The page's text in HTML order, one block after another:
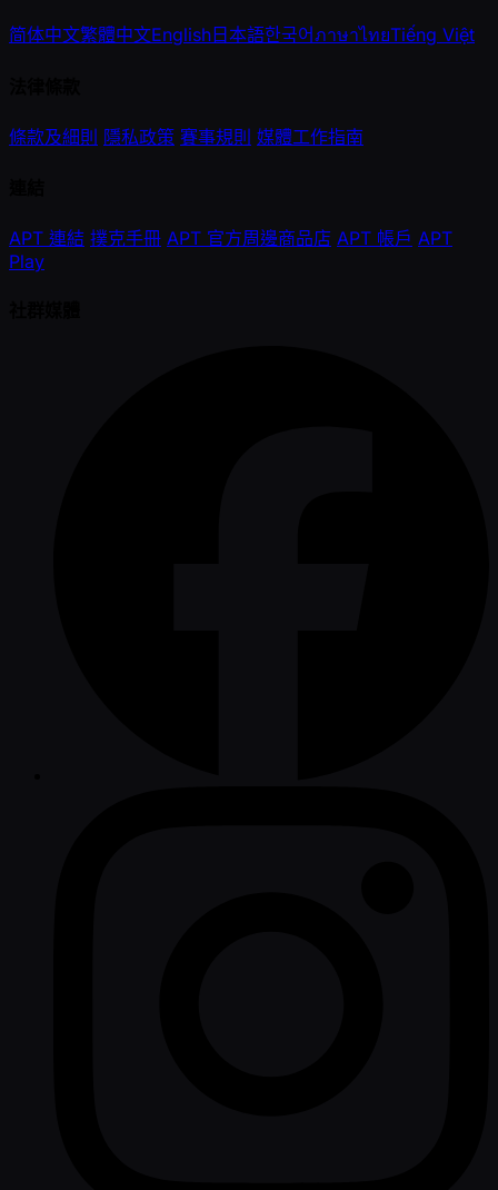
简体中文繁體中文English日本語한국어ภาษาไทยTiếng Việt
條款及細則 隱私政策 賽事規則 媒體工作指南
APT 連結 撲克手冊 APT 官方周邊商品店 APT 帳戶 APT
Play